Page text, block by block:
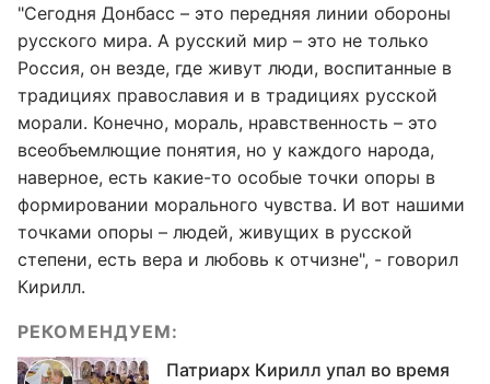
"Сегодня Донбасс – это передняя линии обороны
русского мира. А русский мир – это не только
Россия, он везде, где живут люди, воспитанные в
традициях православия и в традициях русской
морали. Конечно, мораль, нравственность – это
всеобъемлющие понятия, но у каждого народа,
наверное, есть какие-то особые точки опоры в
формировании морального чувства. И вот нашими
точками опоры – людей, живущих в русской
степени, есть вера и любовь к отчизне", - говорил
Кирилл.
РЕКОМЕНДУЕМ:
Патриарх Кирилл упал во время